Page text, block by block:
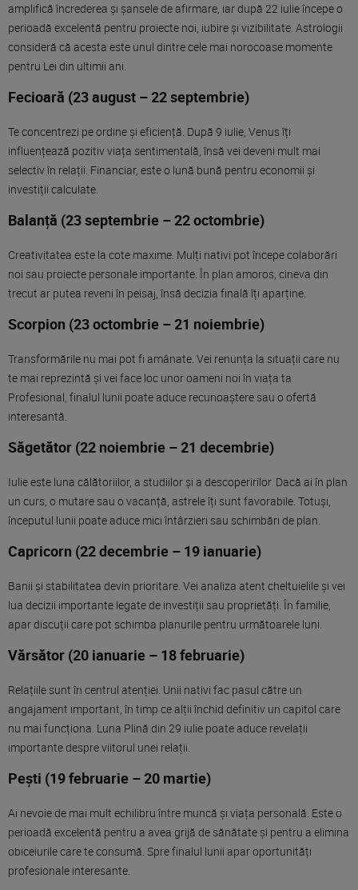
amplifică încrederea și șansele de afirmare, iar după 22 iulie începe o
perioadă excelentă pentru proiecte noi, iubire și vizibilitate. Astrologii
consideră că acesta este unul dintre cele mai norocoase momente
pentru Lei din ultimii ani.
Fecioară (23 august – 22 septembrie)
Te concentrezi pe ordine și eficiență. După 9 iulie, Venus îți
influențează pozitiv viața sentimentală, însă vei deveni mult mai
selectiv în relații. Financiar, este o lună bună pentru economii și
investiții calculate.
Balanță (23 septembrie – 22 octombrie)
Creativitatea este la cote maxime. Mulți nativi pot începe colaborări
noi sau proiecte personale importante. În plan amoros, cineva din
trecut ar putea reveni în peisaj, însă decizia finală îți aparține.
Scorpion (23 octombrie – 21 noiembrie)
Transformările nu mai pot fi amânate. Vei renunța la situații care nu
te mai reprezintă și vei face loc unor oameni noi în viața ta.
Profesional, finalul lunii poate aduce recunoaștere sau o ofertă
interesantă.
Săgetător (22 noiembrie – 21 decembrie)
Iulie este luna călătoriilor, a studiilor și a descoperirilor. Dacă ai în plan
un curs, o mutare sau o vacanță, astrele îți sunt favorabile. Totuși,
începutul lunii poate aduce mici întârzieri sau schimbări de plan.
Capricorn (22 decembrie – 19 ianuarie)
Banii și stabilitatea devin prioritare. Vei analiza atent cheltuielile și vei
lua decizii importante legate de investiții sau proprietăți. În familie,
apar discuții care pot schimba planurile pentru următoarele luni.
Vărsător (20 ianuarie – 18 februarie)
Relațiile sunt în centrul atenției. Unii nativi fac pasul către un
angajament important, în timp ce alții închid definitiv un capitol care
nu mai funcționa. Luna Plină din 29 iulie poate aduce revelații
importante despre viitorul unei relații.
Pești (19 februarie – 20 martie)
Ai nevoie de mai mult echilibru între muncă și viața personală. Este o
perioadă excelentă pentru a avea grijă de sănătate și pentru a elimina
obiceiurile care te consumă. Spre finalul lunii apar oportunități
profesionale interesante.